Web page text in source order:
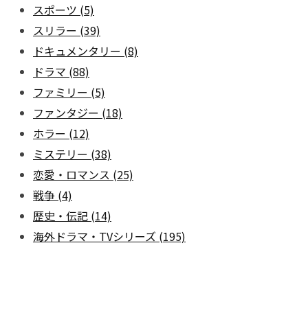
スポーツ (5)
スリラー (39)
ドキュメンタリー (8)
ドラマ (88)
ファミリー (5)
ファンタジー (18)
ホラー (12)
ミステリー (38)
恋愛・ロマンス (25)
戦争 (4)
歴史・伝記 (14)
海外ドラマ・TVシリーズ (195)